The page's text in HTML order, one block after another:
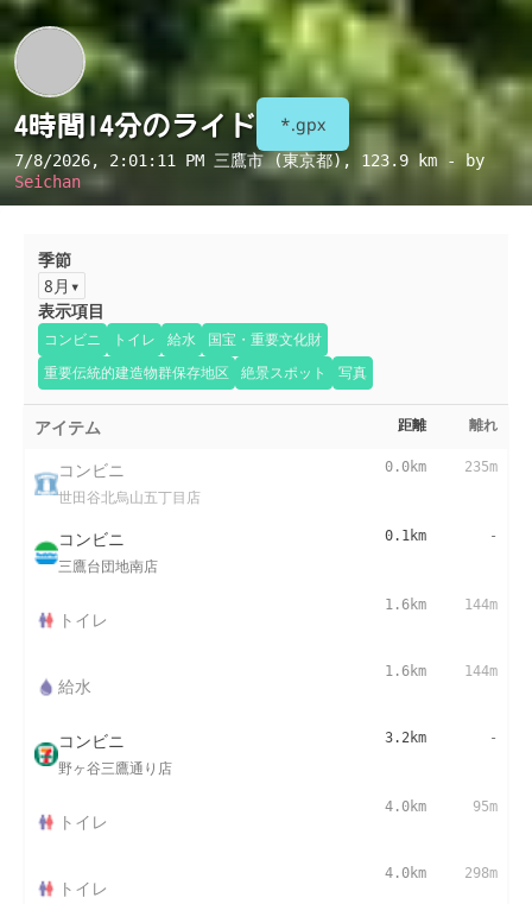
4時間14分のライド *.gpx
7/8/2026, 2:01:11 PM 三鷹市 (東京都), 123.9 km - by
Seichan
季節
8月
表示項目
コンビニ トイレ 給水
国宝・重要文化財
重要伝統的建造物群保存地区
絶景スポット 写真
アイテム 距離 離れ
コンビニ
世田谷北烏山五丁目店
0.0km 235m
コンビニ
三鷹台団地南店
0.1km -
トイレ
1.6km 144m
給水
1.6km 144m
コンビニ
野ヶ谷三鷹通り店
3.2km -
トイレ
4.0km 95m
トイレ
4.0km 298m